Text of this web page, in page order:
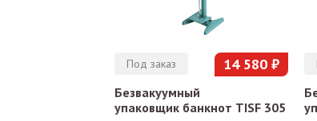
Под заказ 14 580 ₽
Безвакуумный
упаковщик банкнот TISF 305